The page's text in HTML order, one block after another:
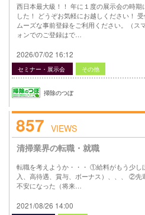
西日本最大級！！ 年に１度の展示会の時期
した！ どうぞお気軽にお越しください！ 受
ムーズな事前登録をご利用ください。（ス
ォンでのご登録はで…
2026/07/02 16:12
セミナー・展示会 その他
掃除のつぼ
857 VIEWS
清掃業界の転職・就職
転職を考えようか・・・ ①給料がもう少し
入、高待遇、賞与、ボーナス）、、、 ②
不安になった（将来…
2021/08/26 14:00